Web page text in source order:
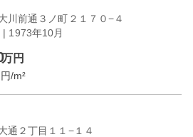
川前通３ノ町２１７０−４
1973年10月
万円
/m²
通２丁目１１−１４